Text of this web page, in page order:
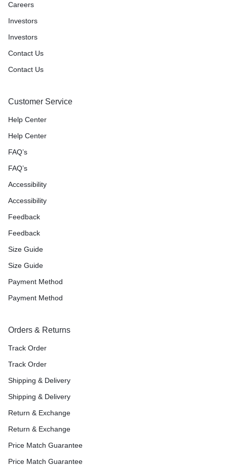
Careers
Investors
Investors
Contact Us
Contact Us
Customer Service
Help Center
Help Center
FAQ’s
FAQ’s
Accessibility
Accessibility
Feedback
Feedback
Size Guide
Size Guide
Payment Method
Payment Method
Orders & Returns
Track Order
Track Order
Shipping & Delivery
Shipping & Delivery
Return & Exchange
Return & Exchange
Price Match Guarantee
Price Match Guarantee